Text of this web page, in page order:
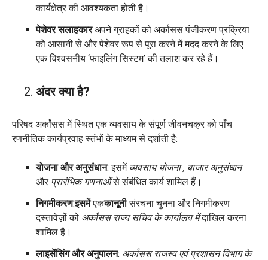
कार्यक्षेत्र की आवश्यकता होती है।
पेशेवर सलाहकारअपने ग्राहकों को अर्कांसस पंजीकरण प्रक्रिया
को आसानी से और पेशेवर रूप से पूरा करने में मदद करने के लिए
एक विश्वसनीय ‘फाइलिंग सिस्टम’ की तलाश कर रहे हैं।
अंदर क्या है?
परिषद अर्कांसस में स्थित एक व्यवसाय के संपूर्ण जीवनचक्र को पाँच
रणनीतिक कार्यप्रवाह स्तंभों के माध्यम से दर्शाती है:
योजना और अनुसंधान: इसमें व्यवसाय योजना , बाजार अनुसंधान
और प्रारंभिक गणनाओंसे संबंधित कार्य शामिल हैं।
निगमीकरण:इसमेंएककानूनीसंरचना चुनना और निगमीकरण
दस्तावेज़ों को अर्कांसस राज्य सचिव के कार्यालय मेंदाखिल करना
शामिल है।
लाइसेंसिंग और अनुपालन: अर्कांसस राजस्व एवं प्रशासन विभाग के